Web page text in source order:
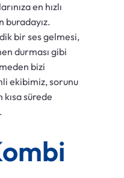
en hızlı
buradayız.
bir ses gelmesi,
durması gibi
bizi
ekibimiz, sorunu
sürede